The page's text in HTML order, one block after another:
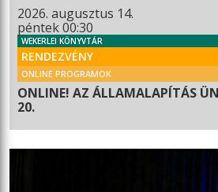
2026. augusztus 14.
péntek 00:30
WEKERLEI KÖNYVTÁR
RENDEZVÉNY
ONLINE PROGRAMOK
ONLINE! AZ ÁLLAMALAPÍTÁS
20.